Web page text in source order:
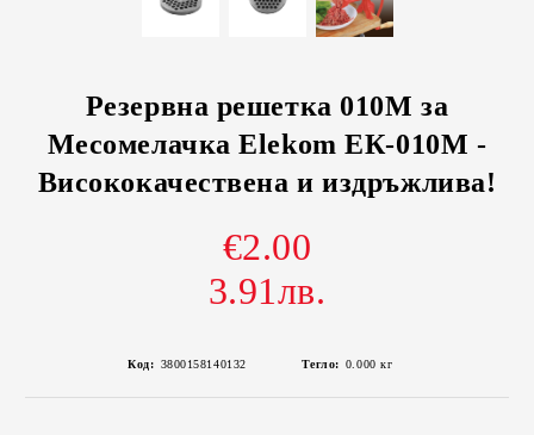
Резервна решетка 010М за
Месомелачка Elekom ЕК-010М -
Висококачествена и издръжлива!
€2.00
3.91лв.
Код: 3800158140132 Тегло: 0.000 кг